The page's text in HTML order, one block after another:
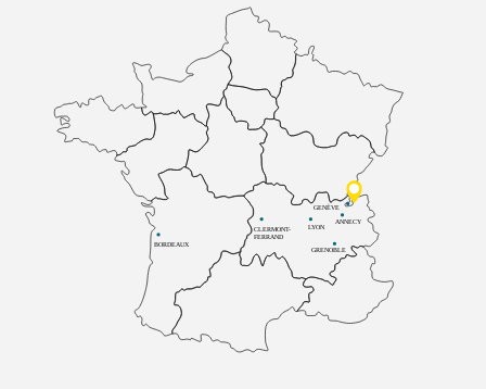
BORDEAUX
CLERMONT-
FERRAND
LYON
ANNECY
GRENOBLE
GENÈVE